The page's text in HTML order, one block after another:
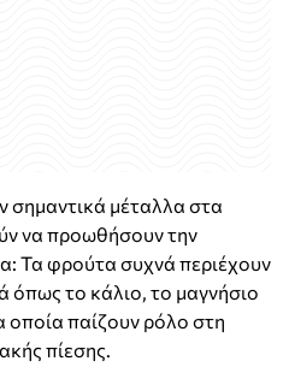
σημαντικά μέταλλα στα
να προωθήσουν την
Τα φρούτα συχνά περιέχουν
όπως το κάλιο, το μαγνήσιο
παίζουν ρόλο στη
πίεσης.